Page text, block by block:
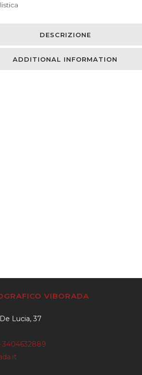
DESCRIZIONE
ADDITIONAL INFORMATION
VIBORADA
Lucia, 37
3404632889